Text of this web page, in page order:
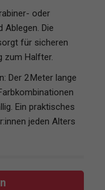
oder
Ablegen. Die
für sicheren
zum Halfter.
Der 2 Meter lange
Ein praktisches
jeden Alters